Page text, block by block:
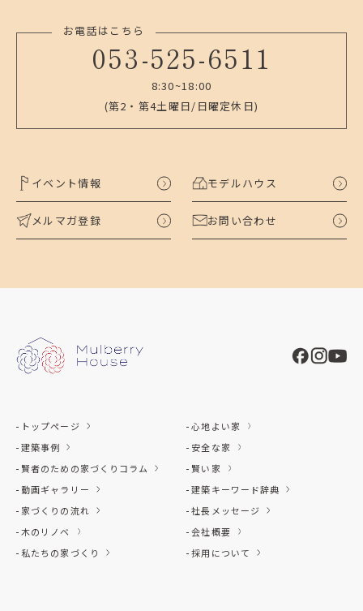
お電話はこちら
053-525-6511
8:30~18:00
(第2・第4土曜日/日曜定休日)
イベント情報 モデルハウス
メルマガ登録 お問い合わせ
トップページ
建築事例
賢者のための家づくりコラム
動画ギャラリー
家づくりの流れ
木のリノベ
私たちの家づくり
心地よい家
安全な家
賢い家
建築キーワード辞典
社長メッセージ
会社概要
採用について